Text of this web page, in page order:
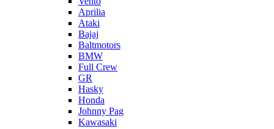
Aprilia
Ataki
Bajaj
Baltmotors
BMW
Full Crew
GR
Hasky
Honda
Johnny Pag
Kawasaki